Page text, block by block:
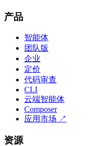
产品
智能体
团队版
企业
定价
代码审查
CLI
云端智能体
Composer
应用市场 ↗
资源